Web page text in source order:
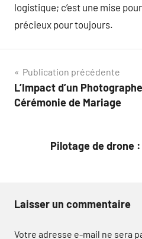
logistique; c’est une mise
précieux pour toujours.
Navigation
de
Publication précédente
L’Impact d’un
Cérémonie de Mariage
Pilotage de drone
Laisser un commentaire
Votre adresse e-mail ne sera